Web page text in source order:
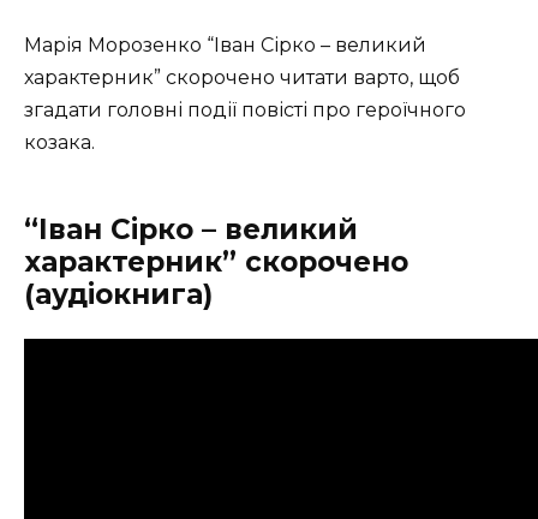
Марія Морозенко “Іван Сірко – великий
характерник” скорочено читати варто, щоб
згадати головні події повісті про героїчного
козака.
“Іван Сірко – великий
характерник” скорочено
(аудіокнига)